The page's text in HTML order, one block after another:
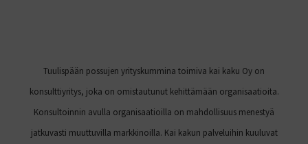
Tuulispään possujen yrityskummina toimiva kai kaku Oy on
konsulttiyritys, joka on omistautunut kehittämään organisaatioita.
Konsultoinnin avulla organisaatioilla on mahdollisuus menestyä
jatkuvasti muuttuvilla markkinoilla. Kai kakun palveluihin kuuluvat